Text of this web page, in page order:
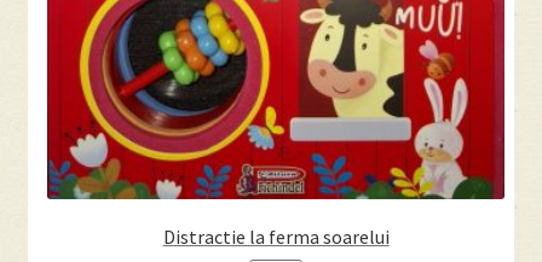
Distractie la ferma soarelui